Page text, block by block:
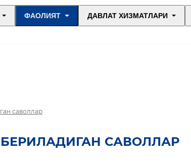
ФАОЛИЯТ ДАВЛАТ ХИЗМАТЛАРИ
саволлар
БЕРИЛАДИГАН САВОЛЛАР